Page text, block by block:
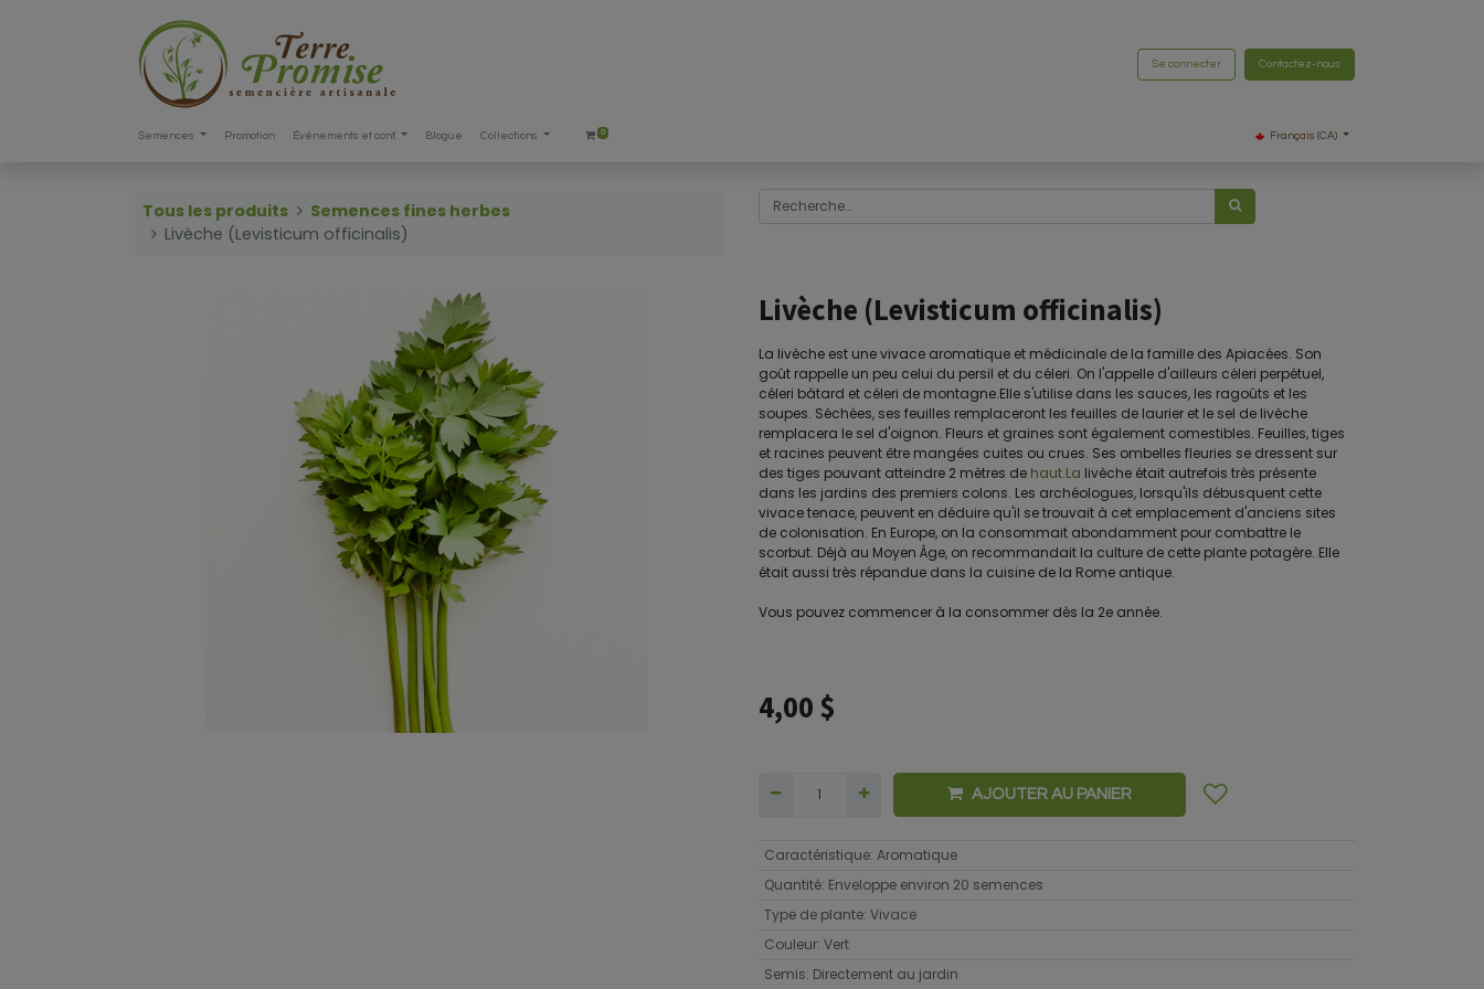
Se connecter Contactez-nous
Semences Promotion Événements et conf. Blogue Collections 0 Français (CA)
Tous les produits
Semences fines herbes
Livèche (Levisticum officinalis)
Livèche (Levisticum officinalis)
La livèche est une vivace aromatique et médicinale de la famille des Apiacées. Son
goût rappelle un peu celui du persil et du céleri. On l'appelle d'ailleurs céleri perpétuel,
céleri bâtard et céleri de montagne.Elle s'utilise dans les sauces, les ragoûts et les
soupes. Séchées, ses feuilles remplaceront les feuilles de laurier et le sel de livèche
remplacera le sel d'oignon. Fleurs et graines sont également comestibles. Feuilles, tiges
et racines peuvent être mangées cuites ou crues. Ses ombelles fleuries se dressent sur
des tiges pouvant atteindre 2 mètres de haut.La livèche était autrefois très présente
dans les jardins des premiers colons. Les archéologues, lorsqu'ils débusquent cette
vivace tenace, peuvent en déduire qu'il se trouvait à cet emplacement d'anciens sites
de colonisation. En Europe, on la consommait abondamment pour combattre le
scorbut. Déjà au Moyen Âge, on recommandait la culture de cette plante potagère. Elle
était aussi très répandue dans la cuisine de la Rome antique.
Vous pouvez commencer à la consommer dès la 2e année.
4,00 $
AJOUTER AU PANIER
Caractéristique: Aromatique
Quantité: Enveloppe environ 20 semences
Type de plante: Vivace
Couleur: Vert
Semis: Directement au jardin